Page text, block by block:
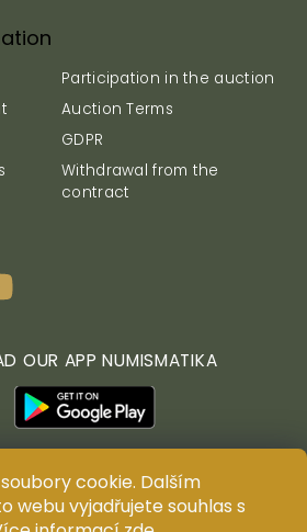
cookie. Dalším
webu vyjadřujete souhlas s
Participation in the auction
Auction Terms
GDPR
Withdrawal from the
contract
OUR APP NUMISMATIKA
All rights reserved. Copying,
and distribution of content